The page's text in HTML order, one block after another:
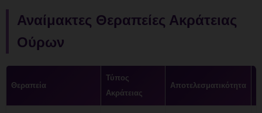
Αναίμακτες Θεραπείες Ακράτειας
Ούρων
Θεραπεία
Τύπος
Ακράτειας
Αποτελεσματικότητα